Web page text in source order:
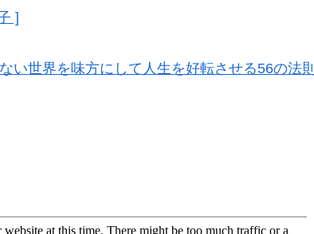
]
い世界を味方にして人生を好転させる56の法則